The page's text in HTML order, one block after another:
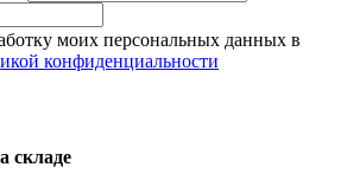
моих персональных данных в
конфиденциальности
складе